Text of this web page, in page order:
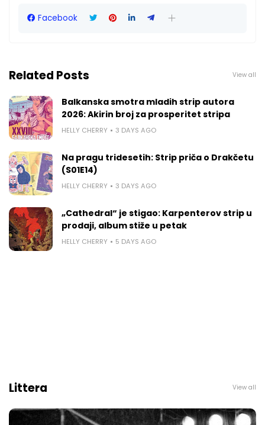
Facebook
Related Posts View all
Balkanska smotra mladih strip autora
2026: Akirin broj za prosperitet stripa
HELLY CHERRY 3 DAYS AGO
Na pragu tridesetih: Strip priča o Drakčetu
(S01E14)
HELLY CHERRY 3 DAYS AGO
„Cathedral“ je stigao: Karpenterov strip u
prodaji, album stiže u petak
HELLY CHERRY 5 DAYS AGO
Littera View all